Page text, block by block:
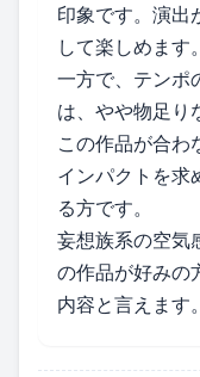
印象です。演出
して楽しめます。
一方で、テンポ
は、やや物足り
この作品が合わ
インパクトを求
る方です。
妄想族系の空気
の作品が好みの
内容と言えます。